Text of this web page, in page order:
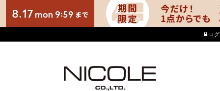
店舗でもポイントが貯
ロ